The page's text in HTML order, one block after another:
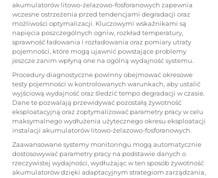
akumulatorów litowo-żelazowo-fosforanowych zapewnia
wczesne ostrzeżenia przed tendencjami degradacji oraz
możliwości optymalizacji. Kluczowymi wskaźnikami są
napięcia poszczególnych ogniw, rozkład temperatury,
sprawność ładowania i rozładowania oraz pomiary utraty
pojemności, które mogą ujawnić powstające problemy
jeszcze zanim wpłyną one na ogólną wydajność systemu.
Procedury diagnostyczne powinny obejmować okresowe
testy pojemności w kontrolowanych warunkach, aby ustalić
wyjściową wydajność oraz śledzić tempo degradacji w czasie.
Dane te pozwalają przewidywać pozostałą żywotność
eksploatacyjną oraz zoptymalizować parametry pracy w celu
maksymalnego wydłużenia użytecznego okresu eksploatacji
instalacji akumulatorów litowo-żelazowo-fosforanowych.
Zaawansowane systemy monitoringu mogą automatycznie
dostosowywać parametry pracy na podstawie danych o
rzeczywistej wydajności, wydłużając w ten sposób żywotność
akumulatorów dzięki adaptacyjnym strategiom zarządzania,